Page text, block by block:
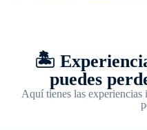
🏝️
puedes
Aquí tienes las experiencias